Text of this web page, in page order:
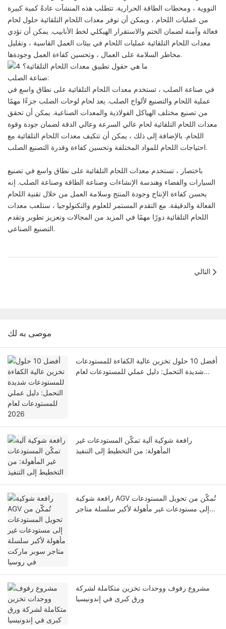
النووية ، ومحطات الطاقة الحرارية. تتطلب هذه المنشآت عادةً كمية كبيرة
من عمليات اللحام ، ويمكن أن توفر معدات اللحام التلقائية حلول لحام
فعالة وآمنة لضمان الختم والاستقرار الهيكلي لخط الأنابيب. يمكن أن تؤدي
معدات اللحام التلقائية عمليات اللحام في بيئات العمل القاسية ، وتقليل
مخاطر السلامة على العمال ، وتحسين كفاءة العمل وجودةها.
صناعة الصلب:
في صناعة الصلب ، تستخدم معدات اللحام التلقائية على نطاق واسع في
عملية اللحام والتصنيع لألواح الصلب. يعد لحام لوحات الصلب جزءًا مهمًا
من تصنيع مختلف الهياكل الفولاذية والمعدات الصناعية. يمكن أن تحقق
معدات اللحام التلقائية لحام عالي السرعة وعالي الدقة لضمان جودة وقوة
اللحام. بالإضافة إلى ذلك ، يمكن أن تتكيف معدات اللحام التلقائية مع
احتياجات اللحام للمواد المختلفة وتحسين كفاءة وقدرة التصنيع الصلب.
باختصار ، تستخدم معدات اللحام التلقائية على نطاق واسع في تصنيع
السيارات والفضاء وهندسة الإنشاءات وصناعة الطاقة وصناعة الصلب. إنه
يحسن كفاءة الإنتاج وجودة المنتج وسلامة العمل من خلال تقنية اللحام
الفعالة والدقيقة. مع التقدم المستمر للعلوم والتكنولوجيا ، ستلعب معدات
اللحام التلقائية دورًا مهمًا في المزيد من المجالات وتعزيز تطوير وتقدم
التصنيع الصناعي.
التالي
موصى به لك
أفضل 10 حلول تخزين عالية الكفاءة للمستودعات
شديدة التحمل: دليل عملي للمستودعات لعام
رافعة شوكية آلية تمكّن المستودعات غير
المأهولة: من التخطيط إلى التنفيذ
رافعة شوكية AGV تُمكّن من تحويل المستودعات
إلى مستودعات غير مأهولة لأكبر سلسلة متاجر
مشروع رفوف ووحدات تخزين متكاملة لشركة
ورق كبرى في إندونيسيا